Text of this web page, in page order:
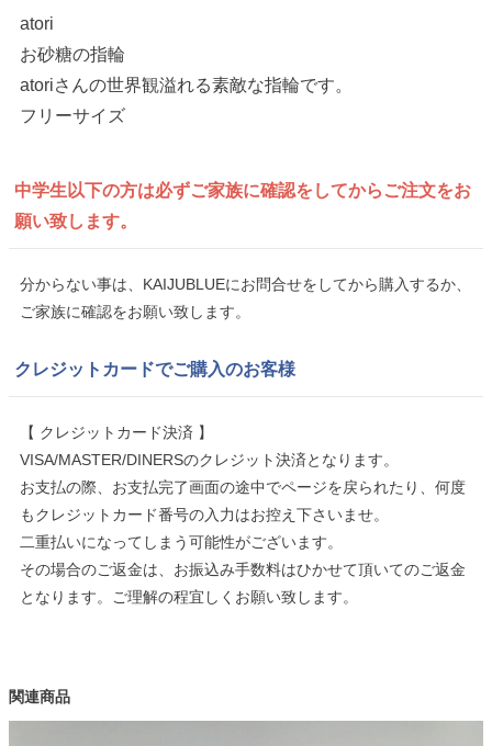
atori
お砂糖の指輪
atoriさんの世界観溢れる素敵な指輪です。
フリーサイズ
中学生以下の方は必ずご家族に確認をしてから ご注文をお
願い致します。
分からない事は、KAIJUBLUEにお問合せをしてから購入するか、
ご家族に確認をお願い致します。
クレジットカードでご購入のお客様
【 クレジットカード決済 】
VISA/MASTER/DINERSのクレジット決済となります。
お支払の際、お支払完了画面の途中でページを戻られたり、何度
もクレジットカード番号の入力はお控え下さいませ。
二重払いになってしまう可能性がございます。
その場合のご返金は、お振込み手数料はひかせて頂いてのご返金
となります。ご理解の程宜しくお願い致します。
関連商品